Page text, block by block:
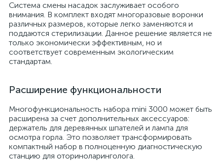
Система смены насадок заслуживает особого
внимания. В комплект входят многоразовые воронки
различных размеров, которые легко заменяются и
поддаются стерилизации. Данное решение является не
только экономически эффективным, но и
соответствует современным экологическим
стандартам.
Расширение функциональности
Многофункциональность набора mini 3000 может быть
расширена за счет дополнительных аксессуаров:
держатель для деревянных шпателей и лампа для
осмотра горла. Это позволяет трансформировать
компактный набор в полноценную диагностическую
станцию для оториноларинголога.